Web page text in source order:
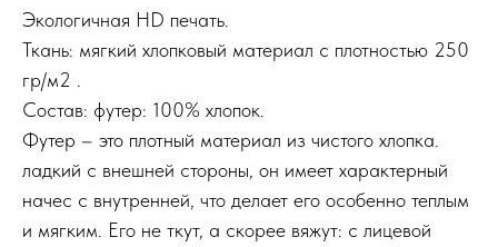
Экологичная HD печать.
Ткань: мягкий хлопковый материал с плотностью 250
гр/м2 .
Состав: футер: 100% хлопок.
Футер – это плотный материал из чистого хлопка.
ладкий с внешней стороны, он имеет характерный
начес с внутренней, что делает его особенно теплым
и мягким. Его не ткут, а скорее вяжут: с лицевой